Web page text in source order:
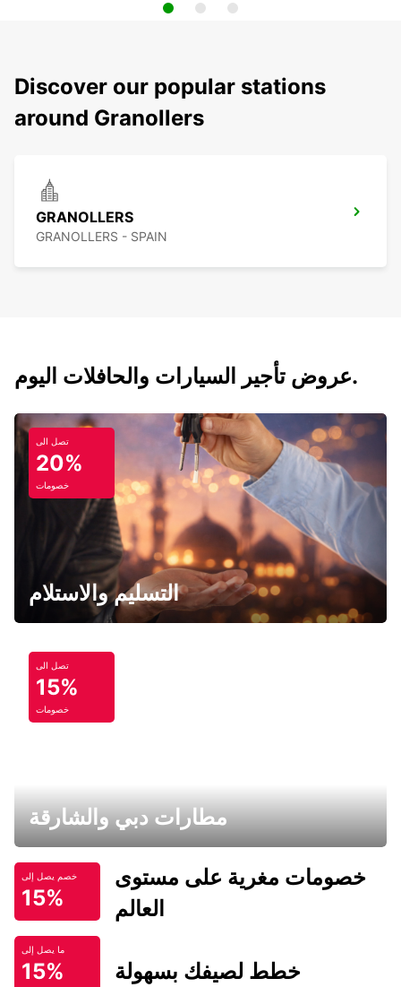
Discover our popular stations
around Granollers
GRANOLLERS
GRANOLLERS - SPAIN
عروض تأجير السيارات والحافلات اليوم.
تصل الى
20%
خصومات
التسليم والاستلام
تصل الى
15%
خصومات
مطارات دبي والشارقة
خصم يصل إلى
15%
خصومات مغرية على مستوى
العالم
ما يصل إلى
15% خطط لصيفك بسهولة